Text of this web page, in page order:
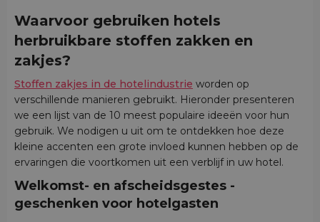
Waarvoor gebruiken hotels
herbruikbare stoffen zakken en
zakjes?
Stoffen zakjes in de hotelindustrie worden op
verschillende manieren gebruikt. Hieronder presenteren
we een lijst van de 10 meest populaire ideeën voor hun
gebruik. We nodigen u uit om te ontdekken hoe deze
kleine accenten een grote invloed kunnen hebben op de
ervaringen die voortkomen uit een verblijf in uw hotel.
Welkomst- en afscheidsgestes -
geschenken voor hotelgasten